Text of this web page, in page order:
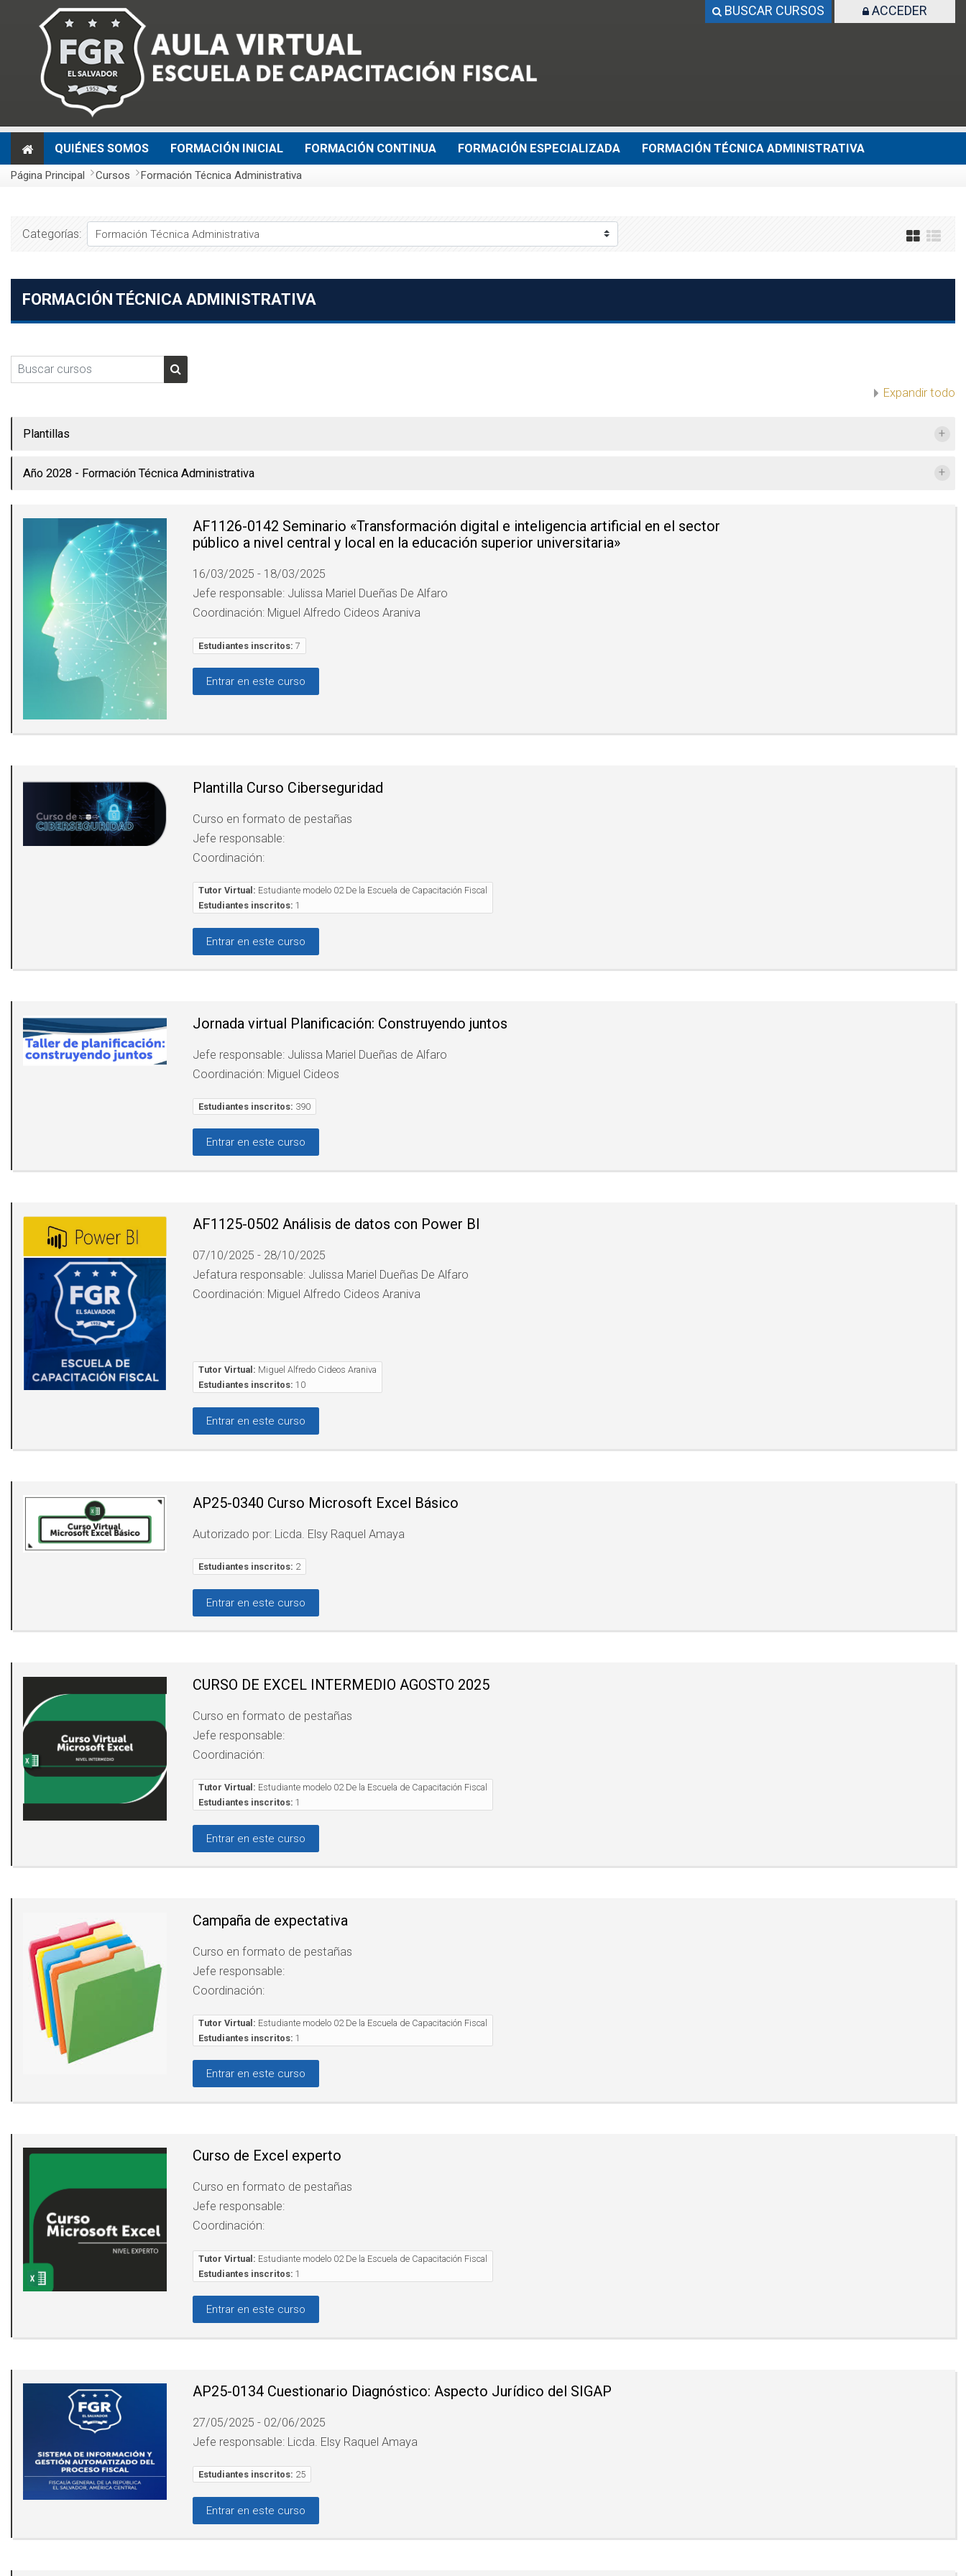
Salta al contenido principal BUSCAR CURSOS ACCEDER
QUIÉNES SOMOS FORMACIÓN INICIAL FORMACIÓN CONTINUA FORMACIÓN ESPECIALIZADA FORMACIÓN TÉCNICA ADMINISTRATIVA
Página Principal Cursos Formación Técnica Administrativa
Categorías:
FORMACIÓN TÉCNICA ADMINISTRATIVA
Buscar cursos Expandir todo
Plantillas
Año 2028 - Formación Técnica Administrativa
AF1126-0142 Seminario «Transformación digital e inteligencia artificial en el sector
público a nivel central y local en la educación superior universitaria»
16/03/2025 - 18/03/2025
Jefe responsable: Julissa Mariel Dueñas De Alfaro
Coordinación: Miguel Alfredo Cideos Araniva
Estudiantes inscritos: 7
Entrar en este curso
Plantilla Curso Ciberseguridad
Curso en formato de pestañas
Jefe responsable:
Coordinación:
Tutor Virtual: Estudiante modelo 02 De la Escuela de Capacitación Fiscal
Estudiantes inscritos: 1
Entrar en este curso
Jornada virtual Planificación: Construyendo juntos
Jefe responsable: Julissa Mariel Dueñas de Alfaro
Coordinación: Miguel Cideos
Estudiantes inscritos: 390
Entrar en este curso
AF1125-0502 Análisis de datos con Power BI
07/10/2025 - 28/10/2025
Jefatura responsable: Julissa Mariel Dueñas De Alfaro
Coordinación: Miguel Alfredo Cideos Araniva
Tutor Virtual: Miguel Alfredo Cideos Araniva
Estudiantes inscritos: 10
Entrar en este curso
AP25-0340 Curso Microsoft Excel Básico
Autorizado por: Licda. Elsy Raquel Amaya
Estudiantes inscritos: 2
Entrar en este curso
CURSO DE EXCEL INTERMEDIO AGOSTO 2025
Curso en formato de pestañas
Jefe responsable:
Coordinación:
Tutor Virtual: Estudiante modelo 02 De la Escuela de Capacitación Fiscal
Estudiantes inscritos: 1
Entrar en este curso
Campaña de expectativa
Curso en formato de pestañas
Jefe responsable:
Coordinación:
Tutor Virtual: Estudiante modelo 02 De la Escuela de Capacitación Fiscal
Estudiantes inscritos: 1
Entrar en este curso
Curso de Excel experto
Curso en formato de pestañas
Jefe responsable:
Coordinación:
Tutor Virtual: Estudiante modelo 02 De la Escuela de Capacitación Fiscal
Estudiantes inscritos: 1
Entrar en este curso
AP25-0134 Cuestionario Diagnóstico: Aspecto Jurídico del SIGAP
27/05/2025 - 02/06/2025
Jefe responsable: Licda. Elsy Raquel Amaya
Estudiantes inscritos: 25
Entrar en este curso